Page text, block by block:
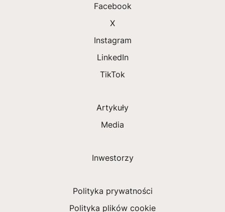
Facebook
X
Instagram
LinkedIn
TikTok
Artykuły
Media
Inwestorzy
Polityka prywatności
Polityka plików cookie